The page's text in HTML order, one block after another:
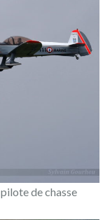
de chasse